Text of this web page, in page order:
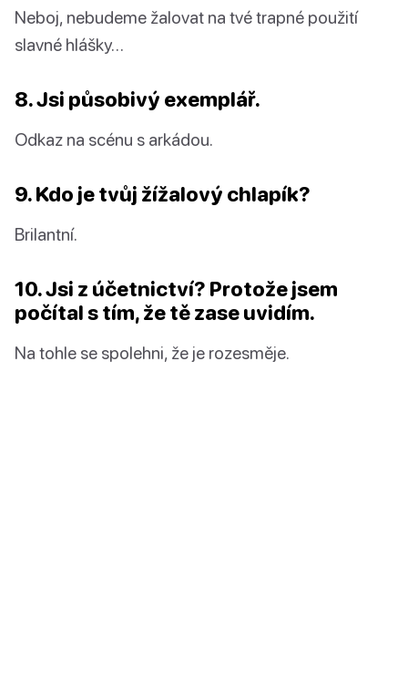
Neboj, nebudeme žalovat na tvé trapné použití
slavné hlášky…
8. Jsi působivý exemplář.
Odkaz na scénu s arkádou.
9. Kdo je tvůj žížalový chlapík?
Brilantní.
10. Jsi z účetnictví? Protože jsem
počítal s tím, že tě zase uvidím.
Na tohle se spolehni, že je rozesměje.